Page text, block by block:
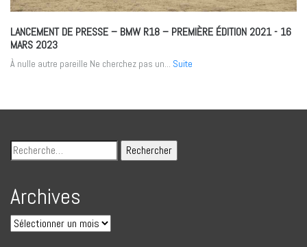
LANCEMENT DE PRESSE – BMW R18 – PREMIÈRE ÉDITION 2021- 16
MARS 2023
À nulle autre pareille Ne cherchez pas un... Suite
Archives